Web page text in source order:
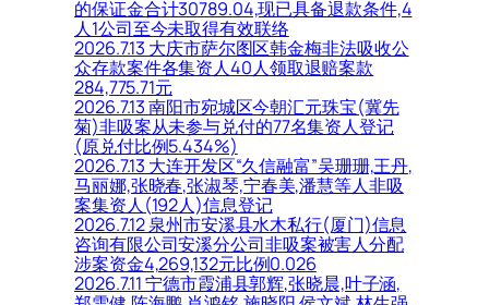
的保证金合计30789.04,现已具备退款条件,4
人1公司至今未取得有效联络
2026.7.13 大庆市萨尔图区韩金梅非法吸收公
众存款案件各集资人40人领取退赔案款
284,775.71元
2026.7.13 南阳市宛城区今朝汇元珠宝(冀先
菊)非吸案从未参与兑付的77名集资人登记
(原兑付比例5.434%)
2026.7.13 大连开发区“久信融富”吴珊珊,王丹,
马丽娜,张晓春,张淑琴,宁春美,潘慧等人非吸
案集资人(192人)信息登记
2026.7.12 泉州市安溪县水木私行(厦门)信息
咨询有限公司安溪分公司非吸案被害人分配
涉案资金4,269,132元比例0.026
2026.7.11 宁德市霞浦县郭辉,张晓晨,叶子涵,